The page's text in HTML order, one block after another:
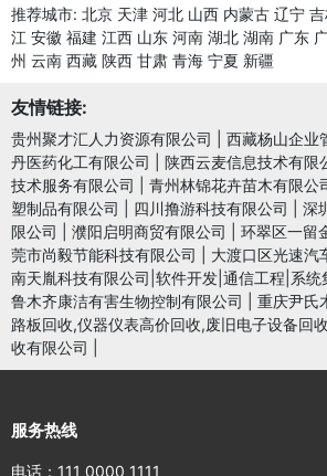
推荐城市: 北京 天津 河北 山西 内蒙古 辽宁
江 安徽 福建 江西 山东 河南 湖北 湖南 广东
州 云南 西藏 陕西 甘肃 青海 宁夏 新疆
友情链接:
贵州聚才汇人力资源有限公司 西藏杨山企业
丹医药化工有限公司
陕西云麦信息技术有限
技术服务有限公司
青州林锦花卉苗木有限公
塑制品有限公司
四川撸游科技有限公司
深
限公司
濮阳启明商贸有限公司 环翠区一留
莞市尚毅节能科技有限公司
大渡口区光速汽
南天胤科技有限公司|软件开发|通信工程|系统
鲁木齐康洁有害生物控制有限公司
重庆尹氏
路板回收,仪器仪表高价回收,废旧电子设备回
收有限公司
服务热线
电话：111 0000 1111